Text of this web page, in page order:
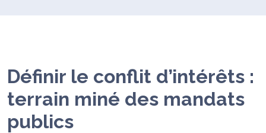
Définir le conflit d’intérêts :
terrain miné des mandats
publics